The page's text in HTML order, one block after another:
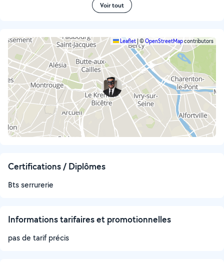
Voir tout
Leaflet ©OpenStreetMapcontributors
Certifications / Diplômes
Bts serrurerie
Informations tarifaires et promotionnelles
pas de tarif précis